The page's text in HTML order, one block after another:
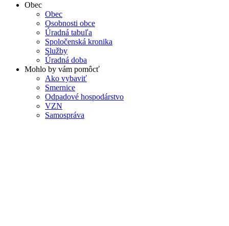
Obec
Obec
Osobnosti obce
Úradná tabuľa
Spoločenská kronika
Služby
Úradná doba
Mohlo by vám pomôcť
Ako vybaviť
Smernice
Odpadové hospodárstvo
VZN
Samospráva